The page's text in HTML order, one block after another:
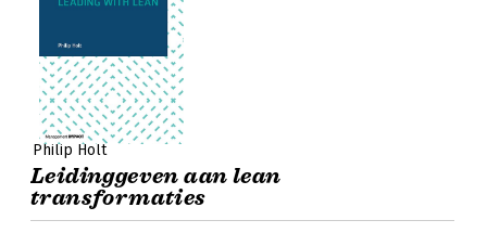
Philip Holt
Leidinggeven aan lean
transformaties